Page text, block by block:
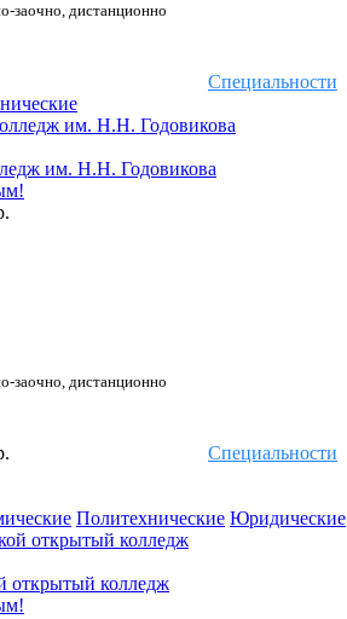
заочно, дистанционно
Специальности
им. Н.Н. Годовикова
заочно, дистанционно
Специальности
Политехнические Юридические
открытый колледж